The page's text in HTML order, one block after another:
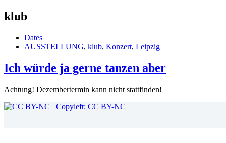
klub
Dates
AUSSTELLUNG, klub, Konzert, Leipzig
Ich würde ja gerne tanzen aber
Achtung! Dezembertermin kann nicht stattfinden!
Copyleft: CC BY-NC